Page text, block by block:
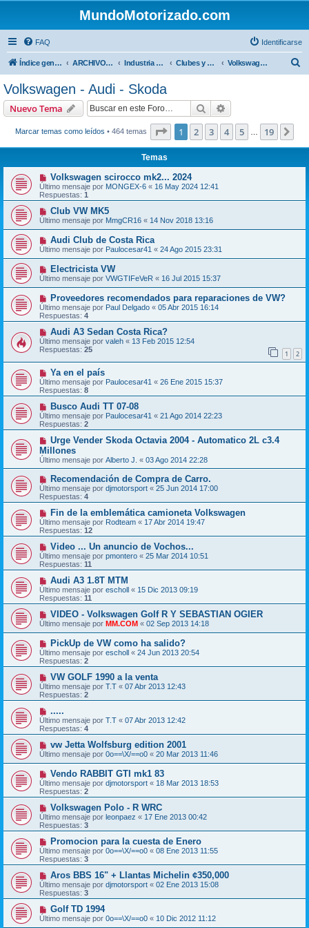
MundoMotorizado.com
FAQ Identificarse
Índice general ARCHIVO HASTA 2018 Industria automotriz Clubes y Marcas Volkswagen - Audi - Skoda
Volkswagen - Audi - Skoda
Nuevo Tema Buscar
Marcar temas como leídos • 464 temas Página de 19
1 2 3 4 5 19
Temas
Volkswagen scirocco mk2... 2024
Último mensaje por MONGEX-6 « 16 May 2024 12:41
Respuestas: 1
Club VW MK5
Último mensaje por MmgCR16 « 14 Nov 2018 13:16
Audi Club de Costa Rica
Último mensaje por Paulocesar41 « 24 Ago 2015 23:31
Electricista VW
Último mensaje por VWGTIFeVeR « 16 Jul 2015 15:37
Proveedores recomendados para reparaciones de VW?
Último mensaje por Paul Delgado « 05 Abr 2015 16:14
Respuestas: 4
Audi A3 Sedan Costa Rica?
Último mensaje por valeh « 13 Feb 2015 12:54
Respuestas: 25 1 2
Ya en el país
Último mensaje por Paulocesar41 « 26 Ene 2015 15:37
Respuestas: 8
Busco Audi TT 07-08
Último mensaje por Paulocesar41 « 21 Ago 2014 22:23
Respuestas: 2
Urge Vender Skoda Octavia 2004 - Automatico 2L c3.4
Millones
Último mensaje por Alberto J. « 03 Ago 2014 22:28
Recomendación de Compra de Carro.
Último mensaje por djmotorsport « 25 Jun 2014 17:00
Respuestas: 4
Fin de la emblemática camioneta Volkswagen
Último mensaje por Rodteam « 17 Abr 2014 19:47
Respuestas: 12
Video ... Un anuncio de Vochos...
Último mensaje por pmontero « 25 Mar 2014 10:51
Respuestas: 11
Audi A3 1.8T MTM
Último mensaje por escholl « 15 Dic 2013 09:19
Respuestas: 11
VIDEO - Volkswagen Golf R Y SEBASTIAN OGIER
Último mensaje por MM.COM « 02 Sep 2013 14:18
PickUp de VW como ha salido?
Último mensaje por escholl « 24 Jun 2013 20:54
Respuestas: 2
VW GOLF 1990 a la venta
Último mensaje por T.T « 07 Abr 2013 12:43
Respuestas: 2
.....
Último mensaje por T.T « 07 Abr 2013 12:42
Respuestas: 4
vw Jetta Wolfsburg edition 2001
Último mensaje por 0o==\X/==o0 « 20 Mar 2013 11:46
Vendo RABBIT GTI mk1 83
Último mensaje por djmotorsport « 18 Mar 2013 18:53
Respuestas: 2
Volkswagen Polo - R WRC
Último mensaje por leonpaez « 17 Ene 2013 00:42
Respuestas: 3
Promocion para la cuesta de Enero
Último mensaje por 0o==\X/==o0 « 08 Ene 2013 11:55
Respuestas: 3
Aros BBS 16" + Llantas Michelin ¢350,000
Último mensaje por djmotorsport « 02 Ene 2013 15:08
Respuestas: 3
Golf TD 1994
Último mensaje por 0o==\X/==o0 « 10 Dic 2012 11:12